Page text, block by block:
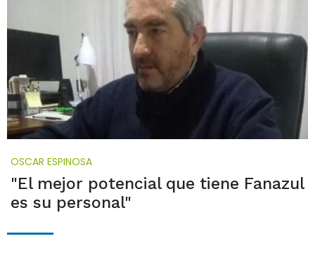
OSCAR ESPINOSA
"El mejor potencial que tiene Fanazul
es su personal"